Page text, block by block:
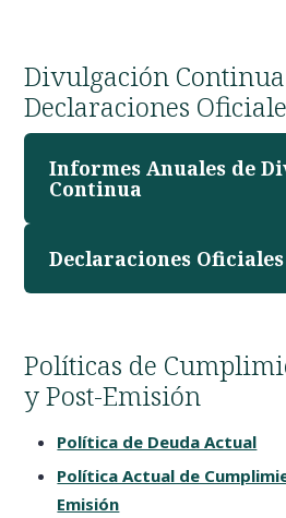
Divulgación
Declaraciones
Informes Anuales de
Continua
Declaraciones Oficiales
Políticas de
y Post-Emisión
Política de Deuda Actual
Política Actual de
Emisión